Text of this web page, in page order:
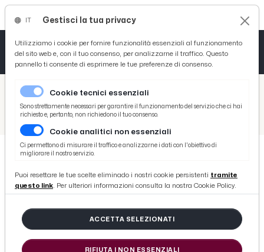
/ Picenotime
/ Serie B
Cittadella-Verona 2-0, un'incredibile doppietta di Diaw avvicina i granata alla Serie A
Cittadella-Verona 2-0,
un'incredibile doppietta di Diaw
avvicina i granata alla Serie A
Gestisci la tua privacy
Utilizziamo i cookie per fornire funzionalità essenziali al funzionamento
del sito web e, con il tuo consenso, per analizzarne il traffico. Questo
pannello ti consente di esprimere le tue preferenze di consenso.
Cookie tecnici essenziali
Sono strettamente necessari per garantire il funzionamento del servizio che ci hai
richiesto e, pertanto, non richiedono il tuo consenso.
Cookie analitici non essenziali
Ci permettono di misurare il traffico e analizzarne i dati con l'obiettivo di
migliorare il nostro servizio.
Puoi resettare le tue scelte eliminado i nostri cookie persistenti tramite
questo link. Per ulteriori informazioni consulta la nostra Cookie Policy.
ACCETTA SELEZIONATI
RIFIUTA I NON ESSENZIALI
Tutto News
Tutto Sport
Basket
Ciclismo
Tutto Curiosità